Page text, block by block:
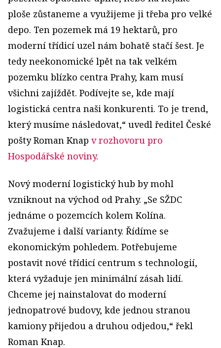
ploše zůstaneme a využijeme ji třeba pro velké
depo. Ten pozemek má 19 hektarů, pro
moderní třídicí uzel nám bohatě stačí šest. Je
tedy neekonomické lpět na tak velkém
pozemku blízko centra Prahy, kam musí
všichni zajíždět. Podívejte se, kde mají
logistická centra naši konkurenti. To je trend,
který musíme následovat,“ uvedl ředitel České
pošty Roman Knap v rozhovoru pro
Hospodářské noviny.
Nový moderní logistický hub by mohl
vzniknout na východ od Prahy. „Se SŽDC
jednáme o pozemcích kolem Kolína.
Zvažujeme i další varianty. Řídíme se
ekonomickým pohledem. Potřebujeme
postavit nové třídicí centrum s technologií,
která vyžaduje jen minimální zásah lidí.
Chceme jej nainstalovat do moderní
jednopatrové budovy, kde jednou stranou
kamiony přijedou a druhou odjedou,“ řekl
Roman Knap.